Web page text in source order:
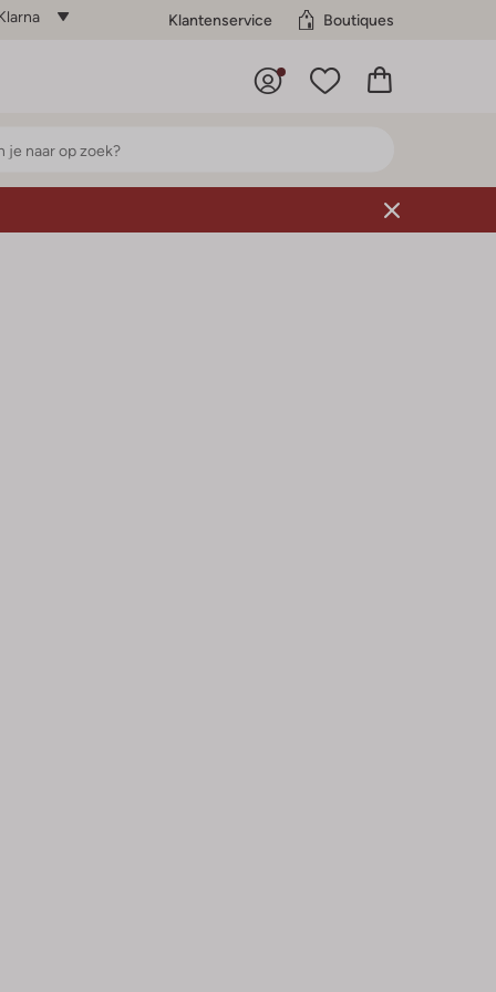
Klantenservice Boutiques